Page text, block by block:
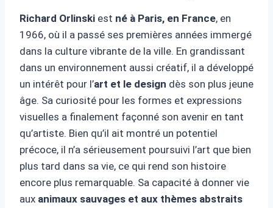
Richard Orlinski est né à Paris, en France, en
1966, où il a passé ses premières années immergé
dans la culture vibrante de la ville. En grandissant
dans un environnement aussi créatif, il a développé
un intérêt pour l’art et le design dès son plus jeune
âge. Sa curiosité pour les formes et expressions
visuelles a finalement façonné son avenir en tant
qu’artiste. Bien qu’il ait montré un potentiel
précoce, il n’a sérieusement poursuivi l’art que bien
plus tard dans sa vie, ce qui rend son histoire
encore plus remarquable. Sa capacité à donner vie
aux animaux sauvages et aux thèmes abstraits